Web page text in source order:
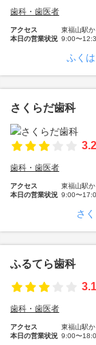
歯科・歯医者
アクセス
東福山駅
本日の営業状況 9:00〜
ふく
さくらだ歯科
歯科・歯医者
アクセス
東福山駅
本日の営業状況 9:00〜
さ
ふるてら歯科
歯科・歯医者
アクセス
東福山駅
本日の営業状況 9:00〜